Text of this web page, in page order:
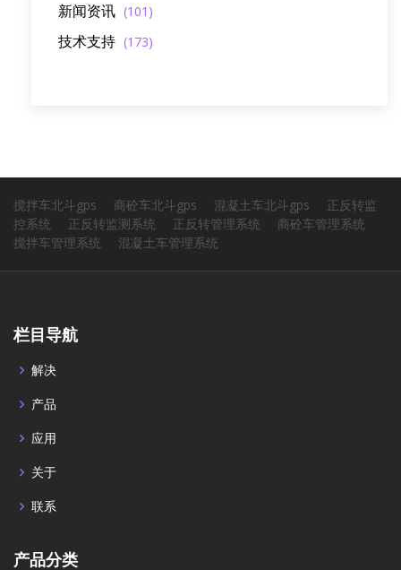
新闻资讯 (101)
技术支持 (173)
搅拌车北斗gps 商砼车北斗gps 混凝土车北斗gps
正反转监
控系统
正反转监测系统 正反转管理系统
商砼车管理系统
搅拌车管理系统
混凝土车管理系统
栏目导航
解决
产品
应用
关于
联系
产品分类